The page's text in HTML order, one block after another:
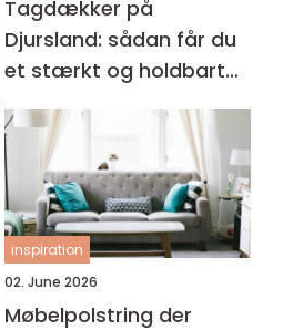
Tagdækker på
Djursland: sådan får du
et stærkt og holdbart
tag
inspiration
02. June 2026
Møbelpolstring der